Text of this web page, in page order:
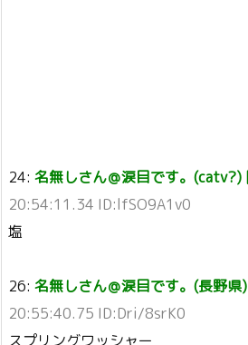
24: 名無しさん＠涙目です。
20:54:11.34 ID:lfSO9A1v0
塩
26: 名無しさん＠涙目です。(長野
20:55:40.75 ID:Dri/8srK0
スプリングワッシャー